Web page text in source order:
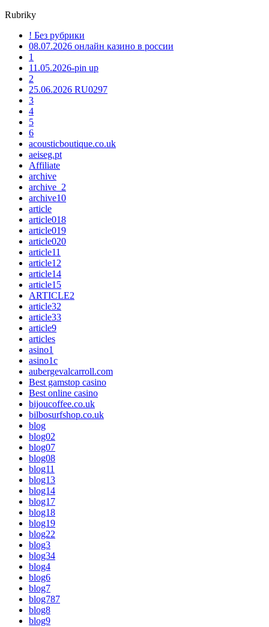
Rubriky
! Без рубрики
08.07.2026 онлайн казино в россии
1
11.05.2026-pin up
2
25.06.2026 RU0297
3
4
5
6
acousticboutique.co.uk
aeiseg.pt
Affiliate
archive
archive_2
archive10
article
article018
article019
article020
article11
article12
article14
article15
ARTICLE2
article32
article33
article9
articles
asino1
asino1c
aubergevalcarroll.com
Best gamstop casino
Best online casino
bijoucoffee.co.uk
bilbosurfshop.co.uk
blog
blog02
blog07
blog08
blog11
blog13
blog14
blog17
blog18
blog19
blog22
blog3
blog34
blog4
blog6
blog7
blog787
blog8
blog9